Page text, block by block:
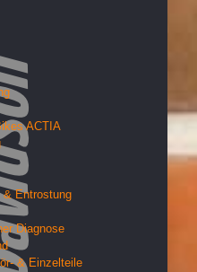
ACTIA
& Entrostung
Diagnose
& Einzelteile